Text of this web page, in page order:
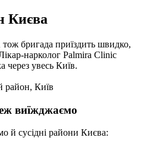
Києва
бригада приїздить швидко,
нарколог Palmira Clinic
через увесь Київ.
район, Київ
виїжджаємо
й сусідні райони Києва: